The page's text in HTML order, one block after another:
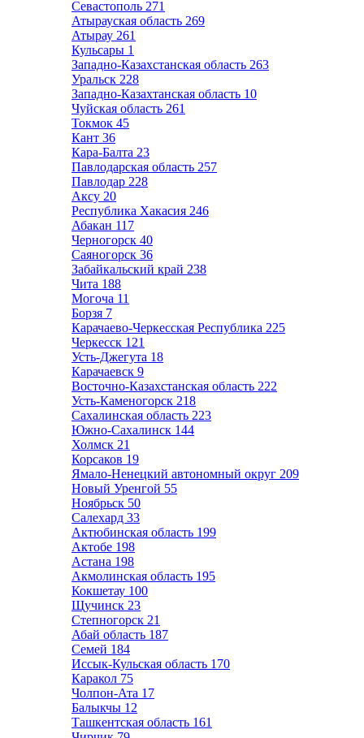
Севастополь 271
Атырауская область 269
Атырау 261
Кульсары 1
Западно-Казахстанская область 263
Уральск 228
Западно-Казахтанская область 10
Чуйская область 261
Токмок 45
Кант 36
Кара-Балта 23
Павлодарская область 257
Павлодар 228
Аксу 20
Республика Хакасия 246
Абакан 117
Черногорск 40
Саяногорск 36
Забайкальский край 238
Чита 188
Могоча 11
Борзя 7
Карачаево-Черкесская Республика 225
Черкесск 121
Усть-Джегута 18
Карачаевск 9
Восточно-Казахстанская область 222
Усть-Каменогорск 218
Сахалинская область 223
Южно-Сахалинск 144
Холмск 21
Корсаков 19
Ямало-Ненецкий автономный округ 209
Новый Уренгой 55
Ноябрьск 50
Салехард 33
Актюбинская область 199
Актобе 198
Астана 198
Акмолинская область 195
Кокшетау 100
Щучинск 23
Степногорск 21
Абай область 187
Семей 184
Иссык-Кульская область 170
Каракол 75
Чолпон-Ата 17
Балыкчы 12
Ташкентская область 161